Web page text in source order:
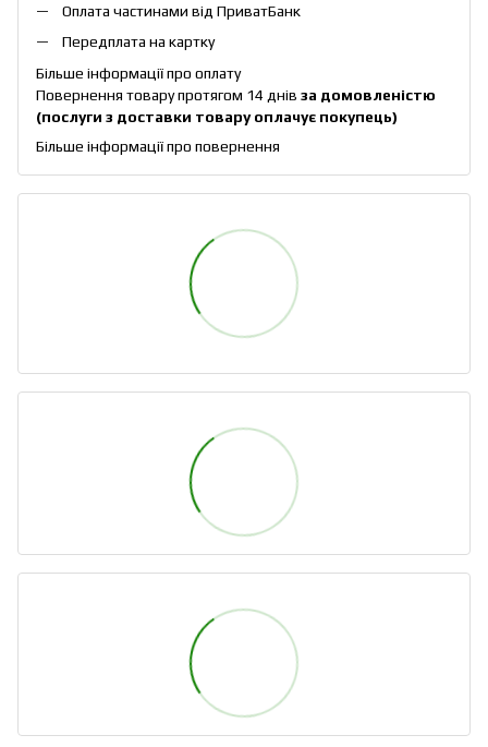
Оплата частинами від ПриватБанк
Передплата на картку
Більше інформації про оплату
Повернення товару протягом 14 днів за домовленістю
(послуги з доставки товару оплачує покупець)
Більше інформації про повернення